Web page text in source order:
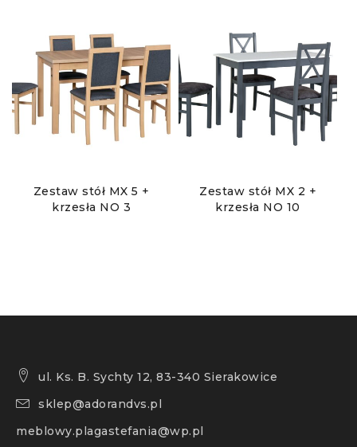
Zestaw stół MX 5 +
krzesła NO 3
Zestaw stół MX 2 +
krzesła NO 10
ul. Ks. B. Sychty 12, 83-340 Sierakowice
sklep@adorandvs.pl
meblowy.plagastefania@wp.pl